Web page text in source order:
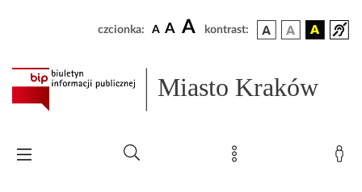
czcionka: A A A kontrast:
Miasto Kraków